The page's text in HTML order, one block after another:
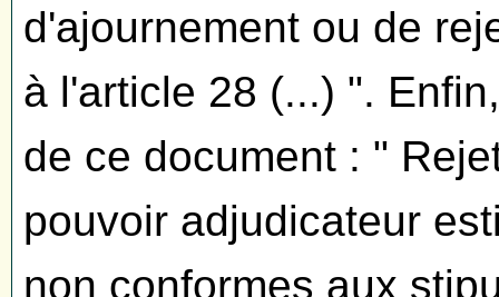
d'ajournement ou de
à l'article 28 (...) ".
de ce document : "
pouvoir adjudicateur
non conformes aux